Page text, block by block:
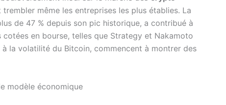
même les entreprises les plus établies. La
de 47 % depuis son pic historique, a contribué à
en bourse, telles que Strategy et Nakamoto
la volatilité du Bitcoin, commencent à montrer des
modèle économique